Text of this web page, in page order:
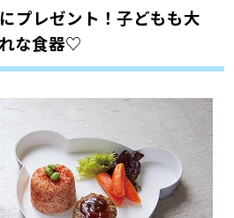
プレゼント！子どもも大
な食器♡